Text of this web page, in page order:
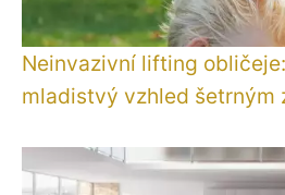
Neinvazivní lifting
mladistvý vzhled šetrným